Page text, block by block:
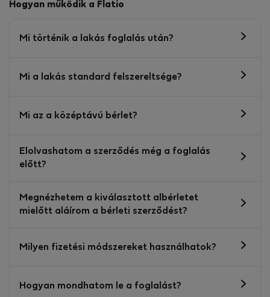
Hogyan működik a Flatio
Mi történik a lakás foglalás után?
Mi a lakás standard felszereltsége?
Mi az a középtávú bérlet?
Elolvashatom a szerződés még a foglalás
előtt?
Megnézhetem a kiválasztott albérletet
mielőtt aláírom a bérleti szerződést?
Milyen fizetési módszereket használhatok?
Hogyan mondhatom le a foglalást?